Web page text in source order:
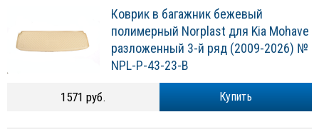
Коврик в багажник бежевый
полимерный Norplast для Kia Mohave
разложенный 3-й ряд (2009-2026) №
NPL-P-43-23-B
Купить
1571 руб.